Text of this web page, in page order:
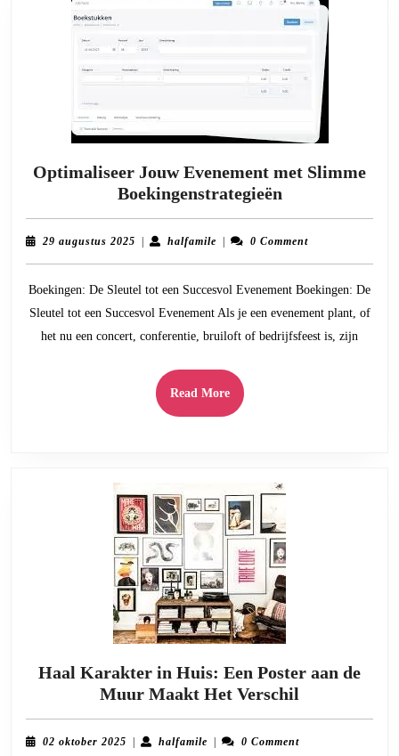
Optimaliseer Jouw Evenement met Slimme
BoekingenstrategieënOptimaliseer
Jouw
Evenement
29 augustus 2025 29| halfamilehalfamile
| 0 Comment
Boekingen: De Sleutel tot een Succesvol Evenement Boekingen: De
Sleutel tot een Succesvol Evenement Als je een evenement plant, of
het nu een concert, conferentie, bruiloft of bedrijfsfeest is, zijn
Read MoreRead
More
Haal Karakter in Huis: Een Poster aan de
Muur Maakt Het Verschil
Karakter
in
02 oktober 2025 02| halfamilehalfamile
| 0 Comment